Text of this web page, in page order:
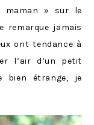
maman » sur le
remarque jamais
ont tendance à
l’air d’un petit
bien étrange, je